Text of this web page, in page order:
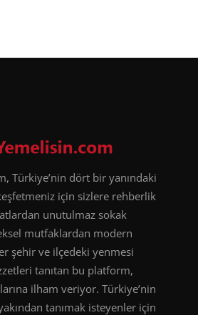
Türkiye’nin dört bir yanındaki
için sizlere rehberlik
unutulmaz sokak
mutfaklardan modern
şehir ve ilçedeki yenmesi
tanıtan bu platform,
ilham veriyor. Türkiye’nin
tanımak isteyenler için